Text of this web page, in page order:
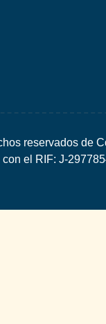
reservados de
con el RIF: J-